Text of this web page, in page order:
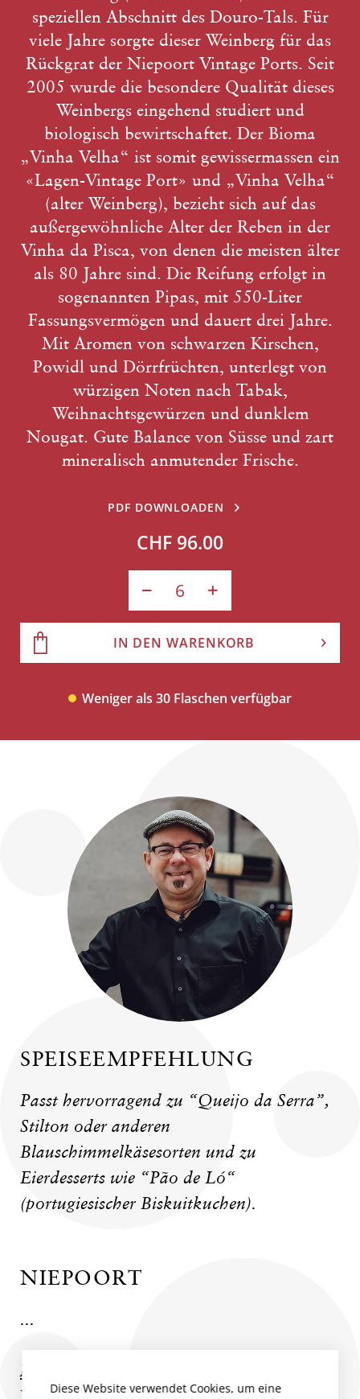
speziellen Abschnitt des Douro-Tals. Für
viele Jahre sorgte dieser Weinberg für das
Rückgrat der Niepoort Vintage Ports. Seit
2005 wurde die besondere Qualität dieses
Weinbergs eingehend studiert und
biologisch bewirtschaftet. Der Bioma
„Vinha Velha“ ist somit gewissermassen ein
«Lagen-Vintage Port» und „Vinha Velha“
(alter Weinberg), bezieht sich auf das
außergewöhnliche Alter der Reben in der
Vinha da Pisca, von denen die meisten älter
als 80 Jahre sind. Die Reifung erfolgt in
sogenannten Pipas, mit 550-Liter
Fassungsvermögen und dauert drei Jahre.
Mit Aromen von schwarzen Kirschen,
Powidl und Dörrfrüchten, unterlegt von
würzigen Noten nach Tabak,
Weihnachtsgewürzen und dunklem
Nougat. Gute Balance von Süsse und zart
mineralisch anmutender Frische.
PDF DOWNLOADEN
CHF 96.00
IN DEN WARENKORB
Weniger als 30 Flaschen verfügbar
SPEISEEMPFEHLUNG
Passt hervorragend zu “Queijo da Serra”,
Stilton oder anderen
Blauschimmelkäsesorten und zu
Eierdesserts wie “Pão de Ló“
(portugiesischer Biskuitkuchen).
NIEPOORT
...
Mehr zum Produzent
Diese Website verwendet Cookies, um eine